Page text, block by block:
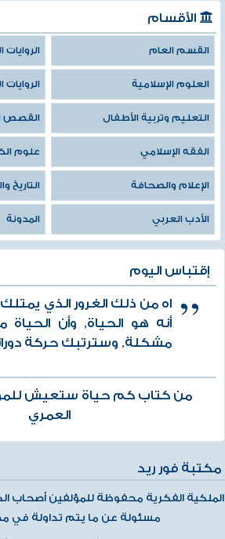
الأقسام
القسم العام الروايات
العلوم الإسلامية
التعليم وتربية الأطفال القصص
الفقه الإسلامي علوم
الإعلام والصحافة التاريخ
الأدب العربي المدونة
إقتباس اليوم
اه من ذلك الغرور الذي
أنه هو الحياة, وأن
مشكلة, وسترتبك حركة
من كتاب كم حياة ستعيش
العمري
مكتبة فور ريد
الملكية الفكرية محفوظة للمؤلفين أصحاب
مسئولة عن ما يتم تداولة في